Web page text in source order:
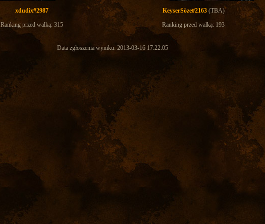
xdudix#2987 KeyserSöze#2163(TBA)
Ranking przed walką: 315
Ranking przed walką: 193
Data zgłoszenia wyniku: 2013-03-16 17:22:05